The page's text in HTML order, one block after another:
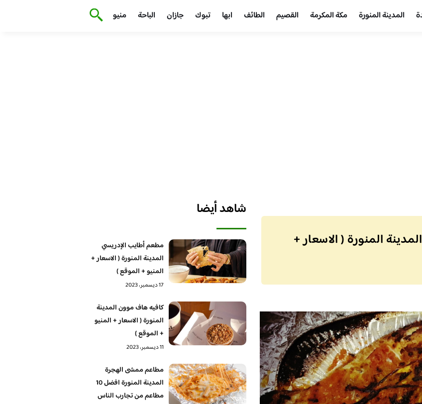
المدينة المنورة مكة المكرمة القصيم الطائف ابها تبوك جازان الباحة منيو
المنورة ( الاسعار +
شاهد أيضا
مطعم أطايب الإدريسي
المدينة المنورة ( الاسعار +
المنيو + الموقع )
17 ديسمبر، 2023
كافيه هاف موون المدينة
المنورة ( الاسعار + المنيو
+ الموقع )
11 ديسمبر، 2023
مطاعم ممشى الهجرة
المدينة المنورة افضل 10
مطاعم من تجارب الناس